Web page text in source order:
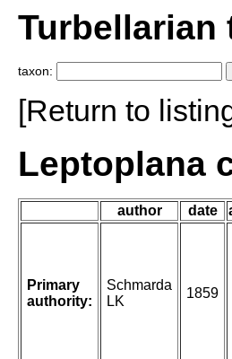
Turbellarian
taxon:
[Return to
Leptoplana
author date
Primary
authority:
Schmarda
LK
1859